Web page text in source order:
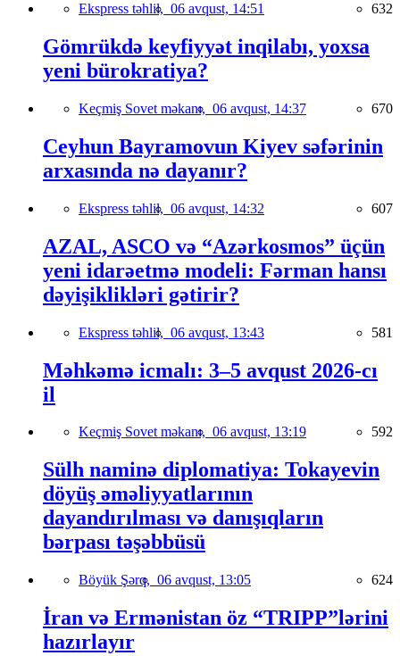
Ekspress təhlil, 06 avqust, 14:51 632
Gömrükdə keyfiyyət inqilabı, yoxsa
yeni bürokratiya?
Keçmiş Sovet məkanı, 06 avqust, 14:37 670
Ceyhun Bayramovun Kiyev səfərinin
arxasında nə dayanır?
Ekspress təhlil, 06 avqust, 14:32 607
AZAL, ASCO və “Azərkosmos” üçün
yeni idarəetmə modeli: Fərman hansı
dəyişiklikləri gətirir?
Ekspress təhlil, 06 avqust, 13:43 581
Məhkəmə icmalı: 3–5 avqust 2026-cı
il
Keçmiş Sovet məkanı, 06 avqust, 13:19 592
Sülh naminə diplomatiya: Tokayevin
döyüş əməliyyatlarının
dayandırılması və danışıqların
bərpası təşəbbüsü
Böyük Şərq, 06 avqust, 13:05 624
İran və Ermənistan öz “TRIPP”lərini
hazırlayır